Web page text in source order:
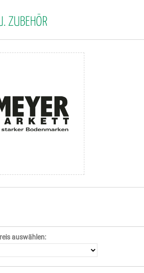
ZUBEHÖR
auswählen: